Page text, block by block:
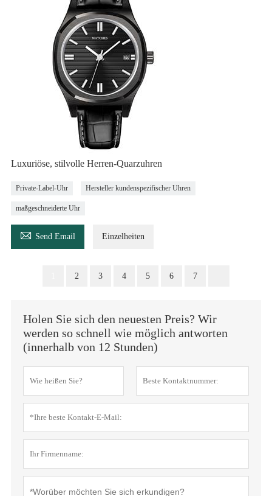
Luxuriöse, stilvolle Herren-Quarzuhren
Private-Label-Uhr Hersteller kundenspezifischer Uhren
maßgeschneiderte Uhr
 Send Email Einzelheiten
2 3 4 5 6 7
Holen Sie sich den neuesten Preis? Wir
werden so schnell wie möglich antworten
(innerhalb von 12 Stunden)